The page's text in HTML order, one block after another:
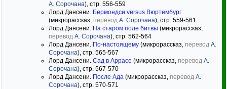
А. Сорочана), стр. 556-559
Лорд Дансени. Бермондси versus Вюртембург
(микрорассказ, перевод А. Сорочана), стр. 559-561
Лорд Дансени. На старом поле битвы (микрорассказ,
перевод А. Сорочана), стр. 562-564
Лорд Дансени. По-настоящему (микрорассказ, перевод А.
Сорочана), стр. 565-567
Лорд Дансени. Сад в Аррасе (микрорассказ, перевод А.
Сорочана), стр. 567-570
Лорд Дансени. После Ада (микрорассказ, перевод А.
Сорочана), стр. 570-571